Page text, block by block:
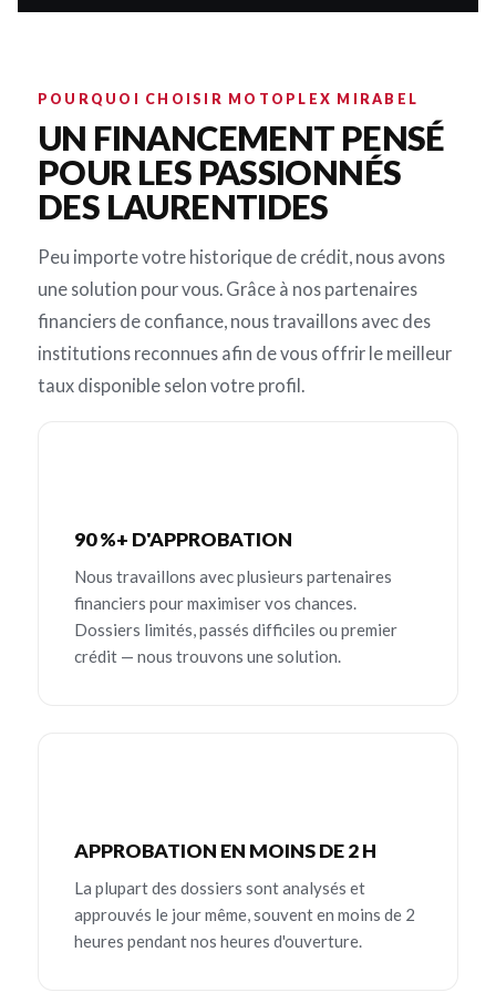
POURQUOI CHOISIR MOTOPLEX MIRABEL
UN FINANCEMENT PENSÉ
POUR LES PASSIONNÉS
DES LAURENTIDES
Peu importe votre historique de crédit, nous avons
une solution pour vous. Grâce à nos partenaires
financiers de confiance, nous travaillons avec des
institutions reconnues afin de vous offrir le meilleur
taux disponible selon votre profil.
90 %+ D'APPROBATION
Nous travaillons avec plusieurs partenaires
financiers pour maximiser vos chances.
Dossiers limités, passés difficiles ou premier
crédit — nous trouvons une solution.
APPROBATION EN MOINS DE 2 H
La plupart des dossiers sont analysés et
approuvés le jour même, souvent en moins de 2
heures pendant nos heures d'ouverture.